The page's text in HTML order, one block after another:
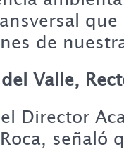
de
Valle,
Director
señaló